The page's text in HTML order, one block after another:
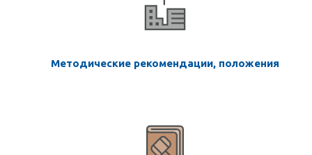
Методические рекомендации, положения